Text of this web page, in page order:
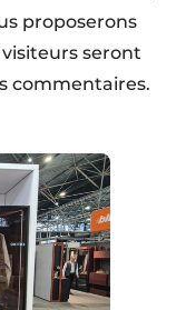
proposerons
seront
commentaires.